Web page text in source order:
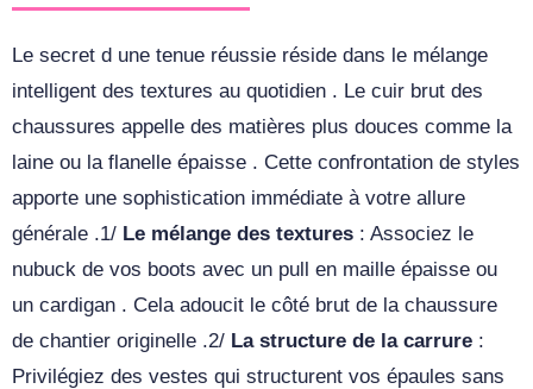
Le secret d une tenue réussie réside dans le mélange
intelligent des textures au quotidien . Le cuir brut des
chaussures appelle des matières plus douces comme la
laine ou la flanelle épaisse . Cette confrontation de styles
apporte une sophistication immédiate à votre allure
générale .1/ Le mélange des textures : Associez le
nubuck de vos boots avec un pull en maille épaisse ou
un cardigan . Cela adoucit le côté brut de la chaussure
de chantier originelle .2/ La structure de la carrure :
Privilégiez des vestes qui structurent vos épaules sans